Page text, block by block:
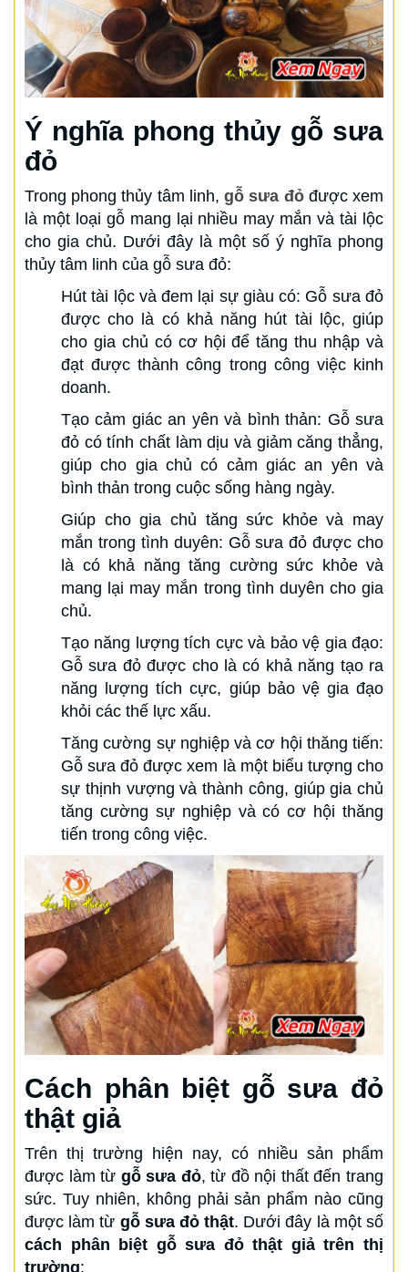
Ý nghĩa phong thủy gỗ sưa
đỏ
Trong phong thủy tâm linh,gỗ sưa đỏđược xem
là một loại gỗ mang lại nhiều may mắn và tài lộc
cho gia chủ. Dưới đây là một số ý nghĩa phong
thủy tâm linh của gỗ sưa đỏ:
Hút tài lộc và đem lại sự giàu có: Gỗ sưa đỏ
được cho là có khả năng hút tài lộc, giúp
cho gia chủ có cơ hội để tăng thu nhập và
đạt được thành công trong công việc kinh
doanh.
Tạo cảm giác an yên và bình thản: Gỗ sưa
đỏ có tính chất làm dịu và giảm căng thẳng,
giúp cho gia chủ có cảm giác an yên và
bình thản trong cuộc sống hàng ngày.
Giúp cho gia chủ tăng sức khỏe và may
mắn trong tình duyên: Gỗ sưa đỏ được cho
là có khả năng tăng cường sức khỏe và
mang lại may mắn trong tình duyên cho gia
chủ.
Tạo năng lượng tích cực và bảo vệ gia đạo:
Gỗ sưa đỏ được cho là có khả năng tạo ra
năng lượng tích cực, giúp bảo vệ gia đạo
khỏi các thế lực xấu.
Tăng cường sự nghiệp và cơ hội thăng tiến:
Gỗ sưa đỏ được xem là một biểu tượng cho
sự thịnh vượng và thành công, giúp gia chủ
tăng cường sự nghiệp và có cơ hội thăng
tiến trong công việc.
Cách phân biệt gỗ sưa đỏ
thật giả
Trên thị trường hiện nay, có nhiều sản phẩm
được làm từ gỗ sưa đỏ, từ đồ nội thất đến trang
sức. Tuy nhiên, không phải sản phẩm nào cũng
được làm từ gỗ sưa đỏ thật. Dưới đây là một số
cách phân biệt gỗ sưa đỏ thật giả trên thị
trường: